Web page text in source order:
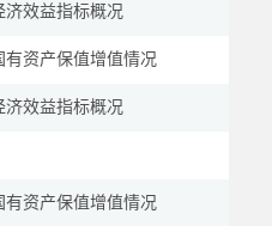
济效益指标概况
有资产保值增值情况
济效益指标概况
有资产保值增值情况